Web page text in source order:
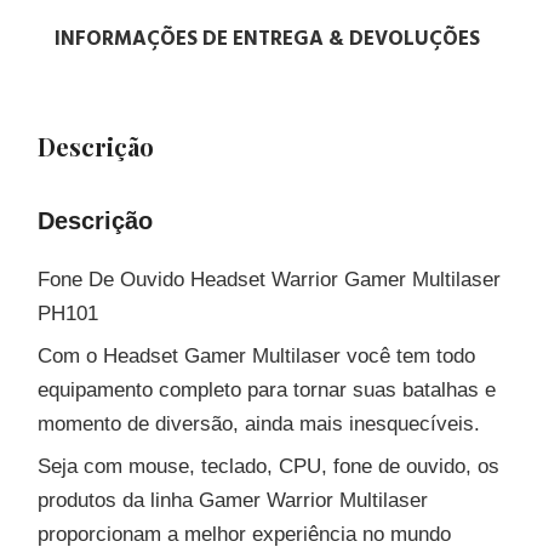
INFORMAÇÕES DE ENTREGA & DEVOLUÇÕES
Descrição
Descrição
Fone De Ouvido Headset Warrior Gamer Multilaser
PH101
Com o Headset Gamer Multilaser você tem todo
equipamento completo para tornar suas batalhas e
momento de diversão, ainda mais inesquecíveis.
Seja com mouse, teclado, CPU, fone de ouvido, os
produtos da linha Gamer Warrior Multilaser
proporcionam a melhor experiência no mundo